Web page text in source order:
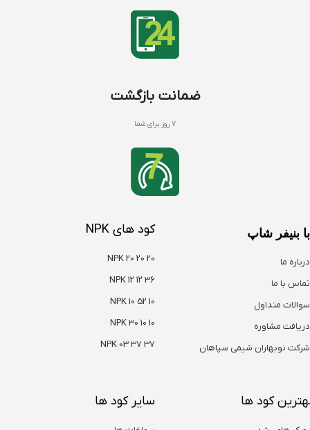
ضمانت بازگشت
7 روز برای شما
با بنیفر شاپ
درباره ما
تماس با ما
سوالات متداول
دریافت مشاوره
شرکت نوبهاران شیمی سپاهان
کود های NPK
NPK 20 20 20
NPK 12 12 36
NPK 10 52 10
NPK 30 10 10
NPK 03 37 37
کود ها سایر کود ها